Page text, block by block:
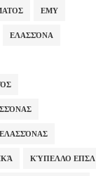
ΕΜΥ
ΕΛΑΣΣΌΝΑ
ΚΎΠΕΛΛΟ ΕΠΣΛ